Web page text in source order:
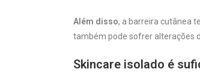
Além disso, a barreira cutânea
também pode sofrer alterações
Skincare isolado é